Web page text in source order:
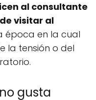
al consultante
visitar al
época en la cual
la tensión o del
gusta